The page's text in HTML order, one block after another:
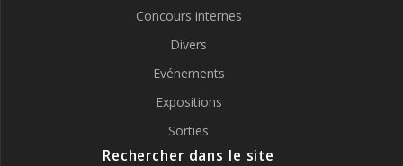
Concours internes
Divers
Evénements
Expositions
Sorties
Rechercher dans le site